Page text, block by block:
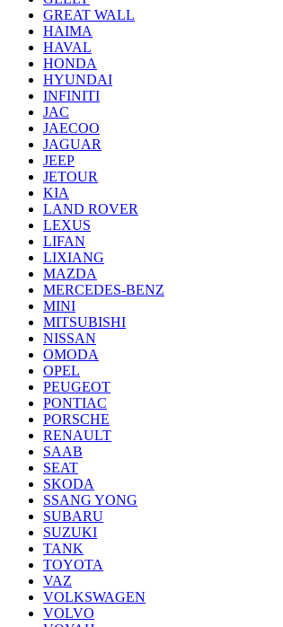
GREAT WALL
HAIMA
HAVAL
HONDA
HYUNDAI
INFINITI
JAC
JAECOO
JAGUAR
JEEP
JETOUR
KIA
LAND ROVER
LEXUS
LIFAN
LIXIANG
MAZDA
MERCEDES-BENZ
MINI
MITSUBISHI
NISSAN
OMODA
OPEL
PEUGEOT
PONTIAC
PORSCHE
RENAULT
SAAB
SEAT
SKODA
SSANG YONG
SUBARU
SUZUKI
TANK
TOYOTA
VAZ
VOLKSWAGEN
VOLVO